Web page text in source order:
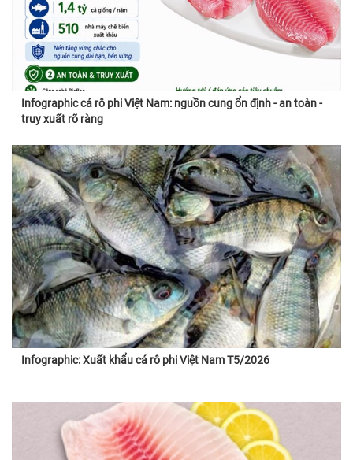
Infographic cá rô phi Việt Nam: nguồn cung ổn định - an toàn -
truy xuất rõ ràng
Infographic: Xuất khẩu cá rô phi Việt Nam T5/2026